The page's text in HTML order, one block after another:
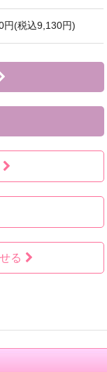
円(税込9,130円)
る